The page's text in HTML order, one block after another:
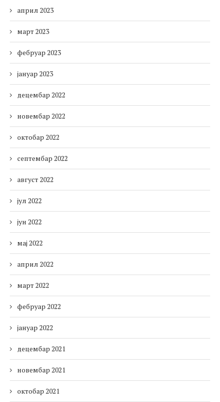
април 2023
март 2023
фебруар 2023
јануар 2023
децембар 2022
новембар 2022
октобар 2022
септембар 2022
август 2022
јул 2022
јун 2022
мај 2022
април 2022
март 2022
фебруар 2022
јануар 2022
децембар 2021
новембар 2021
октобар 2021